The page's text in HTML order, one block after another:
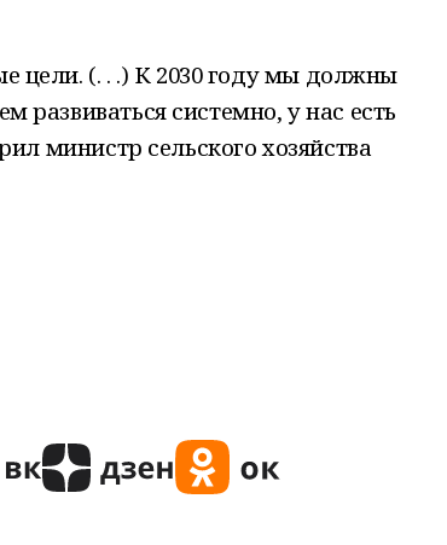
цели. (. . .) К 2030 году мы должны
развиваться системно, у нас есть
министр сельского хозяйства